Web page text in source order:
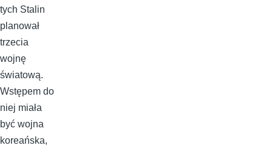
tych Stalin
planował
trzecia
wojnę
światową.
Wstępem do
niej miała
być wojna
koreańska,